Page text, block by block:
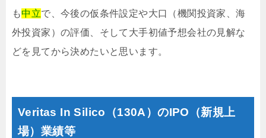
も中立で、今後の仮条件設定や大口（機関投資家、海
外投資家）の評価、そして大手初値予想会社の見解な
どを見てから決めたいと思います。
Veritas In Silico（130A）のIPO（新規上
場）業績等